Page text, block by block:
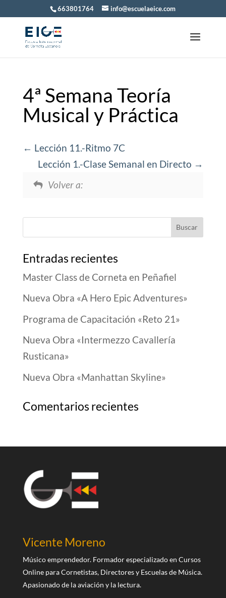
663801764 info@escuelaeice.com
4ª Semana Teoría
Musical y Práctica
Lección 11.-Ritmo 7C
Lección 1.-Clase Semanal en Directo
Volver a:
Entradas recientes
Master Class de Corneta en Peñafiel
Nueva Obra «A Hero Epic Adventures»
Programa de Capacitación «Reto 21»
Nueva Obra «Intermezzo Cavallería
Rusticana»
Nueva Obra «Manhattan Skyline»
Comentarios recientes
Vicente Moreno
Músico emprendedor. Formador especializado en Cursos
Online para Cornetistas, Directores y Escuelas de Música.
Apasionado de la aviación y la lectura.